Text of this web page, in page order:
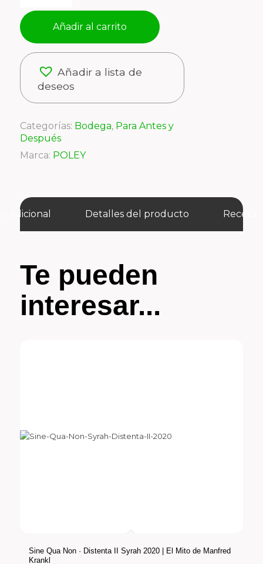
Añadir al carrito
Añadir a lista de
deseos
Categorías: Bodega, Para Antes y
Después
Marca: POLEY
adicional Detalles del producto Receta
Te pueden
interesar...
Sine Qua Non · Distenta II Syrah 2020 | El Mito de Manfred
Krankl